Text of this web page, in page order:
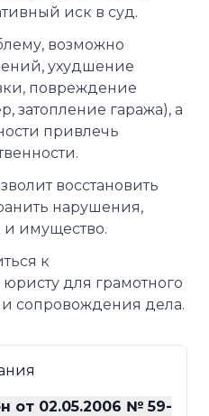
иск в суд.
возможно
ухудшение
повреждение
затопление гаража), а
привлечь
восстановить
нарушения,
и имущество.
к
для грамотного
сопровождения дела.
от 02.05.2006 № 59-